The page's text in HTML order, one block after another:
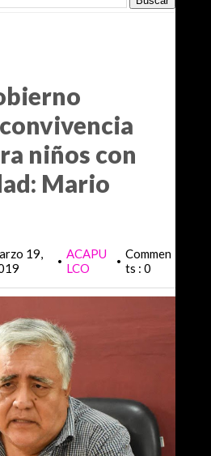
niños con
Mario
19,
• ACAPU
LCO
• Commen
ts : 0